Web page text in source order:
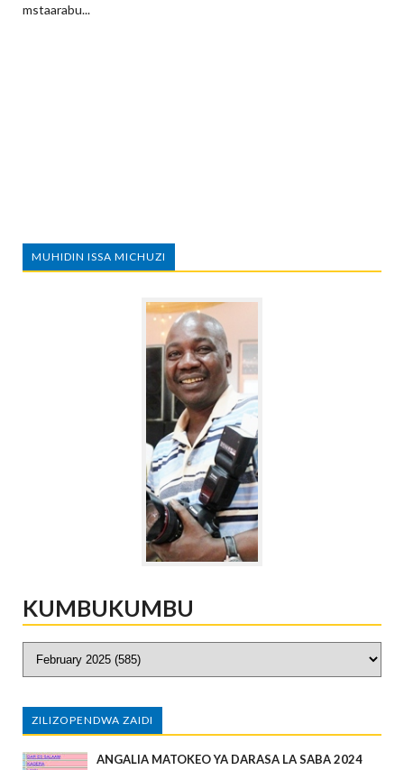
mstaarabu...
MUHIDIN ISSA MICHUZI
KUMBUKUMBU
ZILIZOPENDWA ZAIDI
ANGALIA MATOKEO YA DARASA LA SABA 2024